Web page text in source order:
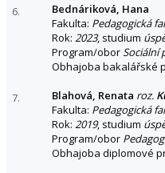
6.
Bednáriková, Hana
Fakulta: Pedagogická
Rok: 2023, studium
Program/oborSociální
Obhajoba bakalářské
7. Blahová, Renata roz.
Fakulta: Pedagogická
Rok: 2019, studium
Program/obor
Obhajoba diplomové